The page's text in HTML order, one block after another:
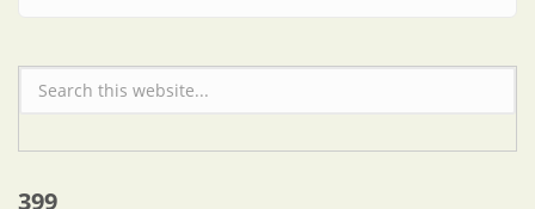
Formulario de búsqueda
399